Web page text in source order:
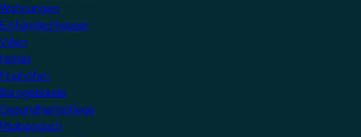
Wohnungen
Einfamilienhäuser
Villen
Hotels
Flughäfen
Bürogebäude
Gesundheitspflege
Pädagogisch